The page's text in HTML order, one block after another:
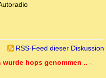
RSS-Feed dieser Diskussion
hops genommen .. -